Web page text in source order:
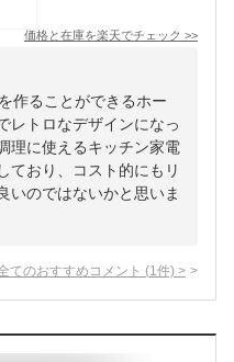
価格と在庫を楽天でチェック >>
作ることができるホー
レトロなデザインになっ
理に使えるキッチン家電
ており、コスト的にもリ
いのではないかと思いま
てのおすすめコメント (1 件) >